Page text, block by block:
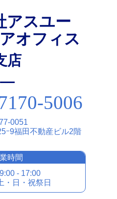
アスユー
オフィス
店
5006
0051
ｰ9福⽥不動産ビル2階
時間
- 17:00
・⽇・祝祭⽇